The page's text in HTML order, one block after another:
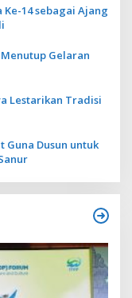
14 sebagai Ajang
Gelaran
Lestarikan Tradisi
Guna Dusun untuk